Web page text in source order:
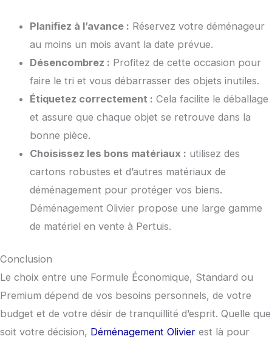
Planifiez à l’avance : Réservez votre déménageur
au moins un mois avant la date prévue.
Désencombrez : Profitez de cette occasion pour
faire le tri et vous débarrasser des objets inutiles.
Étiquetez correctement : Cela facilite le déballage
et assure que chaque objet se retrouve dans la
bonne pièce.
Choisissez les bons matériaux : utilisez des
cartons robustes et d’autres matériaux de
déménagement pour protéger vos biens.
Déménagement Olivier propose une large gamme
de matériel en vente à Pertuis.
Conclusion
Le choix entre une Formule Économique, Standard ou
Premium dépend de vos besoins personnels, de votre
budget et de votre désir de tranquillité d’esprit. Quelle que
soit votre décision, Déménagement Olivier est là pour